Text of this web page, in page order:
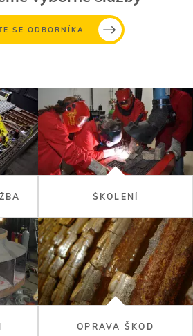
SE ODBORNÍKA
ŠKOLENÍ
OPRAVA ŠKOD